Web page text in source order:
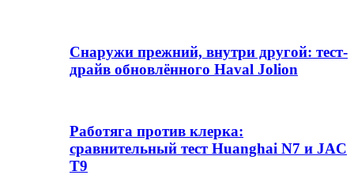
Снаружи прежний, внутри другой: тест-
драйв обновлённого Haval Jolion
Работяга против клерка:
сравнительный тест Huanghai N7 и JAC
T9